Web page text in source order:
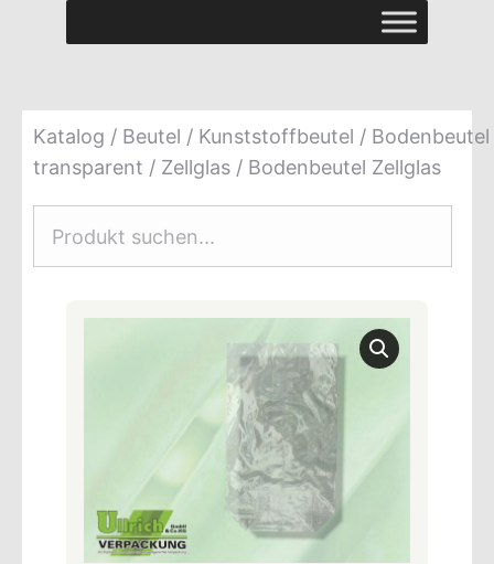
Katalog / Beutel / Kunststoffbeutel / Bodenbeutel
transparent / Zellglas / Bodenbeutel Zellglas